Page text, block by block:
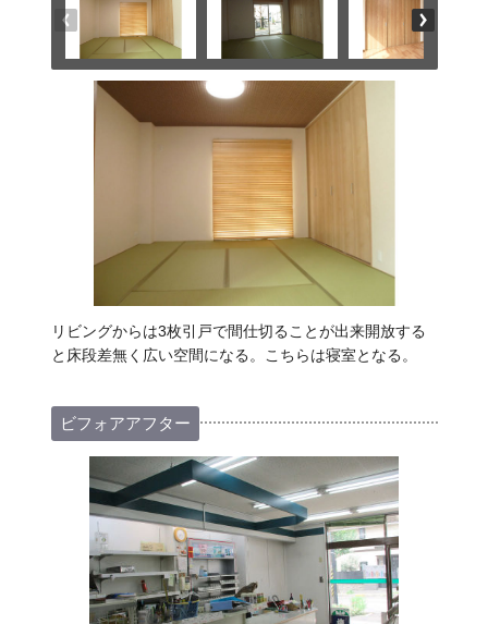
リビングからは3枚引戸で間仕切ることが出来開放する
と床段差無く広い空間になる。こちらは寝室となる。
ビフォアアフター